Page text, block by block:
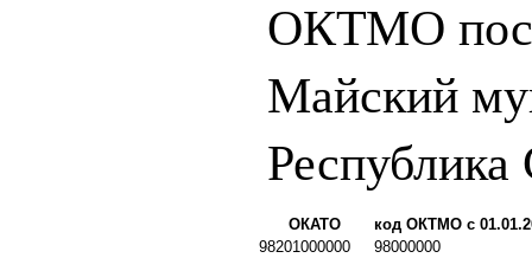
ОКТМО
Майский
ОКАТО
код ОКТМО с
98201000000
98000000